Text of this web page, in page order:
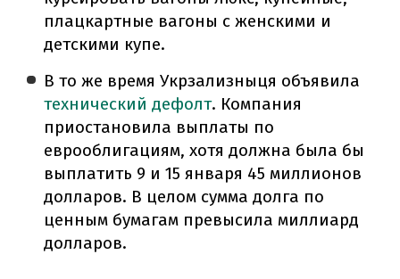
плацкартные вагоны с женскими и
детскими купе.
В то же время Укрзализныця объявила
технический дефолт. Компания
приостановила выплаты по
еврооблигациям, хотя должна была бы
выплатить 9 и 15 января 45 миллионов
долларов. В целом сумма долга по
ценным бумагам превысила миллиард
долларов.